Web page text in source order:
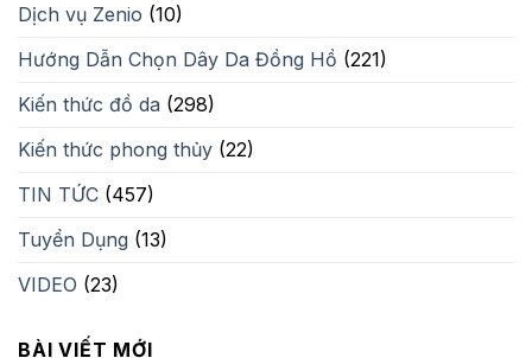
Dịch vụ Zenio (10)
Hướng Dẫn Chọn Dây Da Đồng Hồ (221)
Kiến thức đồ da (298)
Kiến thức phong thủy (22)
TIN TỨC (457)
Tuyển Dụng (13)
VIDEO (23)
BÀI VIẾT MỚI